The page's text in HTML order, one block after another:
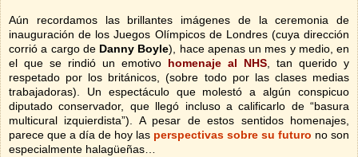
Aún recordamos las brillantes imágenes de la ceremonia de
inauguración de los Juegos Olímpicos de Londres (cuya dirección
corrió a cargo de Danny Boyle), hace apenas un mes y medio, en
el que se rindió un emotivo homenaje al NHS , tan querido y
respetado por los británicos, (sobre todo por las clases medias
trabajadoras). Un espectáculo que molestó a algún conspicuo
diputado conservador, que llegó incluso a calificarlo de “basura
multicural izquierdista”). A pesar de estos sentidos homenajes,
parece que a día de hoy las perspectivas sobre su futuro no son
especialmente halagüeñas…